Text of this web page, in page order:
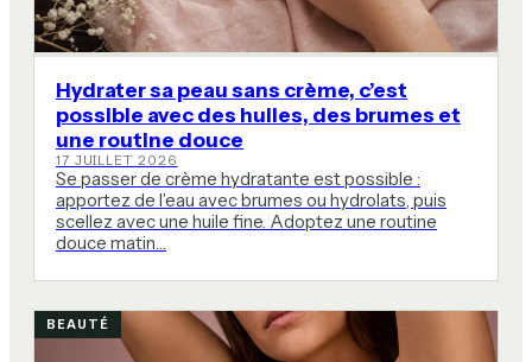
Hydrater sa peau sans crème, c’est
possible avec des huiles, des brumes et
une routine douce
17 JUILLET 2026
Se passer de crème hydratante est possible :
apportez de l’eau avec brumes ou hydrolats, puis
scellez avec une huile fine. Adoptez une routine
douce matin…
BEAUTÉ